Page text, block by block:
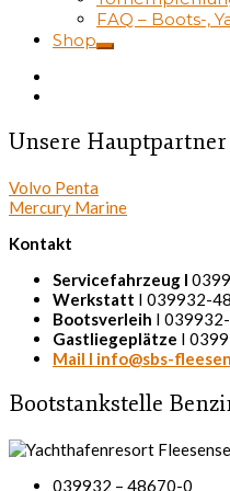
FAQ – Boots-,
Shop
Unsere Hauptpartner
Volvo Penta
Mercury Marine
Kontakt
Servicefahrzeug I
Werkstatt I 039932-
Bootsverleih I
Gastliegeplätze I
Mail I info@sbs-
Bootstankstelle
039932 – 48670-0